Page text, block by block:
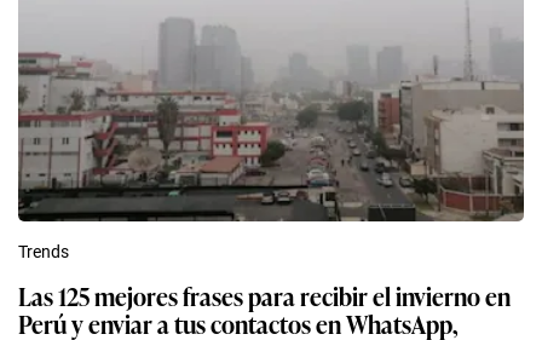
Trends
Las 125 mejores frases para recibir el invierno en
Perú y enviar a tus contactos en WhatsApp,